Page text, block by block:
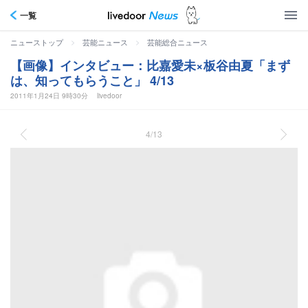
一覧
ニューストップ > 芸能ニュース > 芸能総合ニュース
【画像】インタビュー：比嘉愛未×板谷由夏「まず
は、知ってもらうこと」 4/13
2011年1月24日 9時30分 livedoor
4/13